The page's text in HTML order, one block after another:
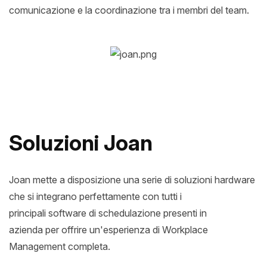
comunicazione e la coordinazione tra i membri del team.
Soluzioni Joan
Joan mette a disposizione una serie di soluzioni hardware
che si integrano perfettamente con tutti i
principali software di schedulazione presenti in
azienda per offrire un'esperienza di Workplace
Management completa.